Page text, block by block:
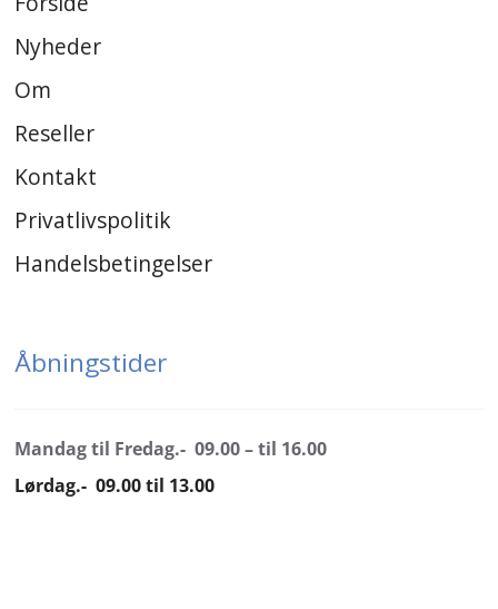
Nyheder
Om
Reseller
Kontakt
Privatlivspolitik
Handelsbetingelser
Åbningstider
Mandag til Fredag.- 09.00 – til 16.00
Lørdag.- 09.00 til 13.00